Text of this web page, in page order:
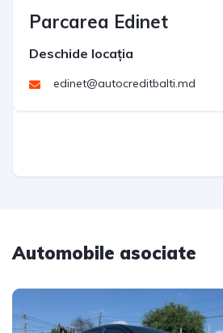
Parcarea Edinet
Deschide locația
edinet@autocreditbalti.md
Automobile asociate